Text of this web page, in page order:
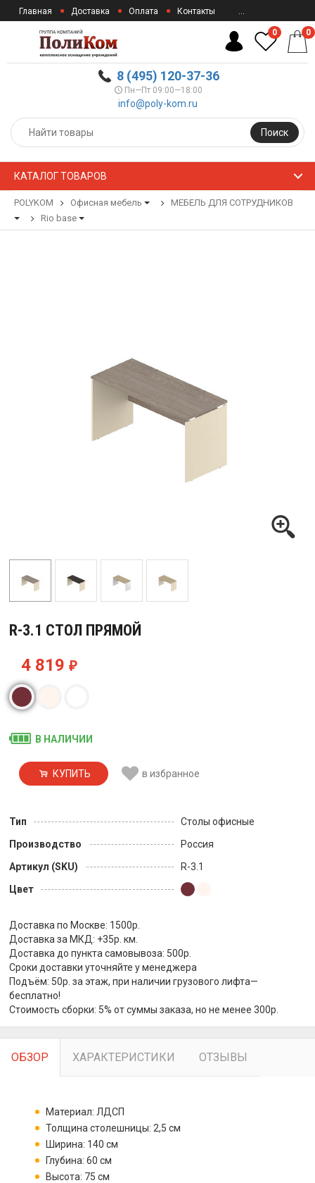
Главная Доставка Оплата Контакты ...
8 (495) 120-37-36
Пн—Пт 09:00—18:00
info@poly-kom.ru
Поиск
0 0
КАТАЛОГ ТОВАРОВ
POLYKOM Офисная мебель
МЕБЕЛЬ ДЛЯ СОТРУДНИКОВ
Rio base
R-3.1 СТОЛ ПРЯМОЙ
4 819 ₽
В НАЛИЧИИ
КУПИТЬ в избранное
Тип
Столы офисные
Производство
Россия
Артикул (SKU)
R-3.1
Цвет
Доставка по Москве: 1500р.
Доставка за МКД: +35р. км.
Доставка до пункта самовывоза: 500р.
Сроки доставки уточняйте у менеджера
Подъём: 50р. за этаж, при наличии грузового лифта—
бесплатно!
Стоимость сборки: 5% от суммы заказа, но не менее 300р.
ОБЗОР ХАРАКТЕРИСТИКИ ОТЗЫВЫ
Материал: ЛДСП
Толщина столешницы: 2,5 см
Ширина: 140 см
Глубина: 60 см
Высота: 75 см